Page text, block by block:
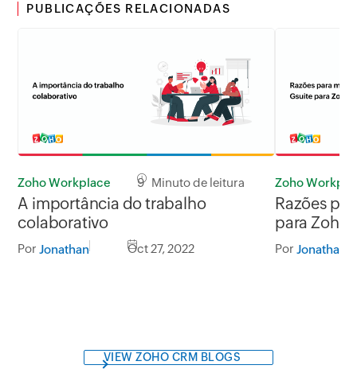
PUBLICAÇÕES RELACIONADAS
Zoho Workplace 9 Minuto de leitura
A importância do trabalho
colaborativo
Por Jonathan Oct 27, 2022
Zoho
Razões
para Zoho
Por Jonathan
VIEW ZOHO CRM BLOGS